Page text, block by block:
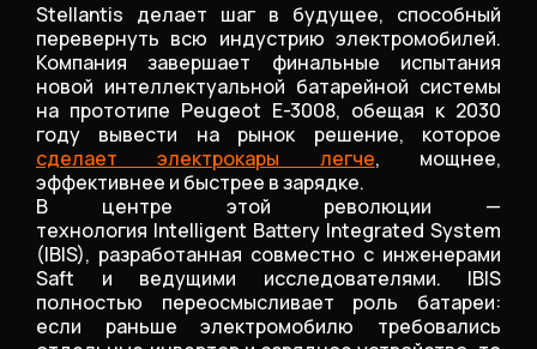
Stellantis делает шаг в будущее, способный
перевернуть всю индустрию электромобилей.
Компания завершает финальные испытания
новой интеллектуальной батарейной системы
на прототипе Peugeot E-3008, обещая к 2030
году вывести на рынок решение, которое
сделает электрокары легче, мощнее,
эффективнее и быстрее в зарядке.
В центре этой революции —
технология Intelligent Battery Integrated System
(IBIS), разработанная совместно с инженерами
Saft и ведущими исследователями. IBIS
полностью переосмысливает роль батареи:
если раньше электромобилю требовались